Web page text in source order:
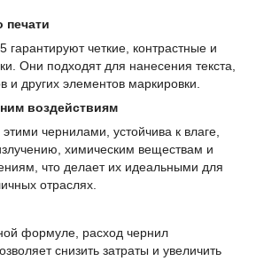
печати
гарантируют четкие, контрастные и
Они подходят для нанесения текста,
и других элементов маркировки.
воздействиям
чернилами, устойчива к влаге,
химическим веществам и
что делает их идеальными для
отраслях.
формуле, расход чернил
снизить затраты и увеличить